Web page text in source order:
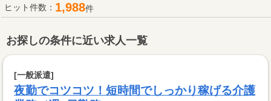
ヒット件数： 1,988件
お探しの条件に近い求人一覧
[一般派遣]
夜勤でコツコツ！短時間でしっかり稼げる介護